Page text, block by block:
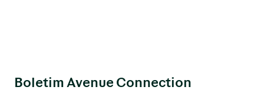
Boletim Avenue Connection